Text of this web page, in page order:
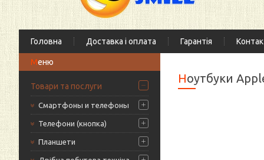
Головна Доставка і оплата Гарантія
Товари та послуги
Смартфоны и телефоны
Телефони (кнопка)
Планшети
Ноутбуки